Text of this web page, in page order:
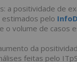
a positividade de
pelo
o volume de casos
da
feitas pelo